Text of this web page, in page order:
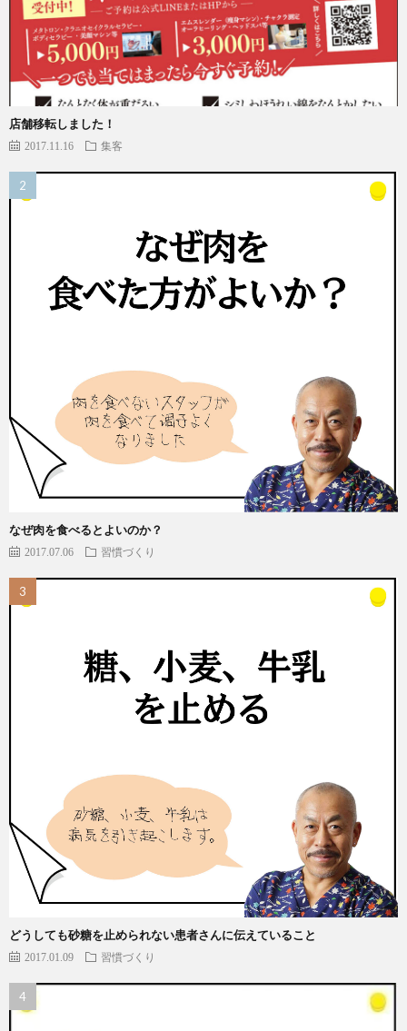
店舗移転しました！
2017.11.16 集客
なぜ肉を食べるとよいのか？
2017.07.06 習慣づくり
どうしても砂糖を止められない患者さんに伝えていること
2017.01.09 習慣づくり